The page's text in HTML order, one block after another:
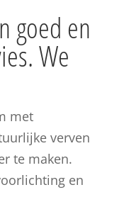
goed en
We
met
verven
te maken.
en